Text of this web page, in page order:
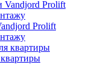
Prolift